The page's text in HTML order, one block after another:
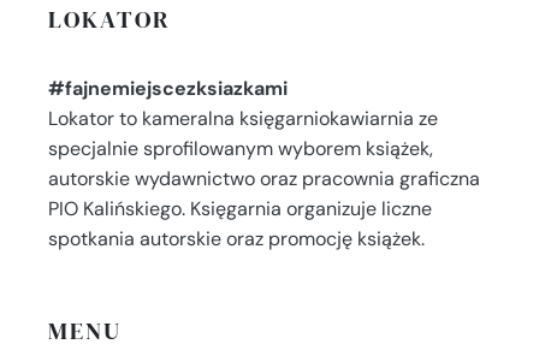
LOKATOR
#fajnemiejscezksiazkami
Lokator to kameralna księgarniokawiarnia ze
specjalnie sprofilowanym wyborem książek,
autorskie wydawnictwo oraz pracownia graficzna
PIO Kalińskiego. Księgarnia organizuje liczne
spotkania autorskie oraz promocję książek.
MENU